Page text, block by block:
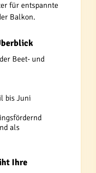
für entspannte
Balkon.
Beet- und
bis Juni
als
Ihre